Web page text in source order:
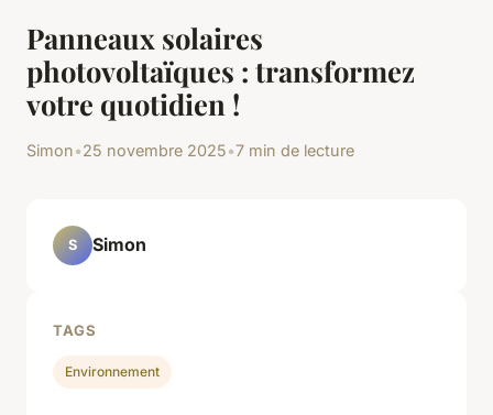
Panneaux solaires
photovoltaïques : transformez
votre quotidien !
Simon•25 novembre 2025•7 min de lecture
S Simon
TAGS
Environnement